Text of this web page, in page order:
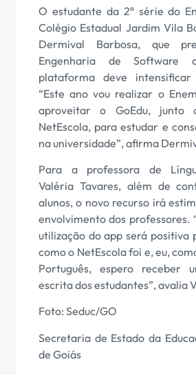
O estudante da 2ª série do
Colégio Estadual Jardim Vila
Dermival Barbosa, que
Engenharia de Software
plataforma deve intensificar
“Este ano vou realizar o
aproveitar o GoEdu, junto
NetEscola, para estudar e
na universidade”, afirma
Para a professora de
Valéria Tavares, além de
alunos, o novo recurso irá
envolvimento dos professores.
utilização do app será positiva
como o NetEscola foi e, eu,
Português, espero receber
escrita dos estudantes”, avalia
Foto: Seduc/GO
Secretaria de Estado da
de Goiás